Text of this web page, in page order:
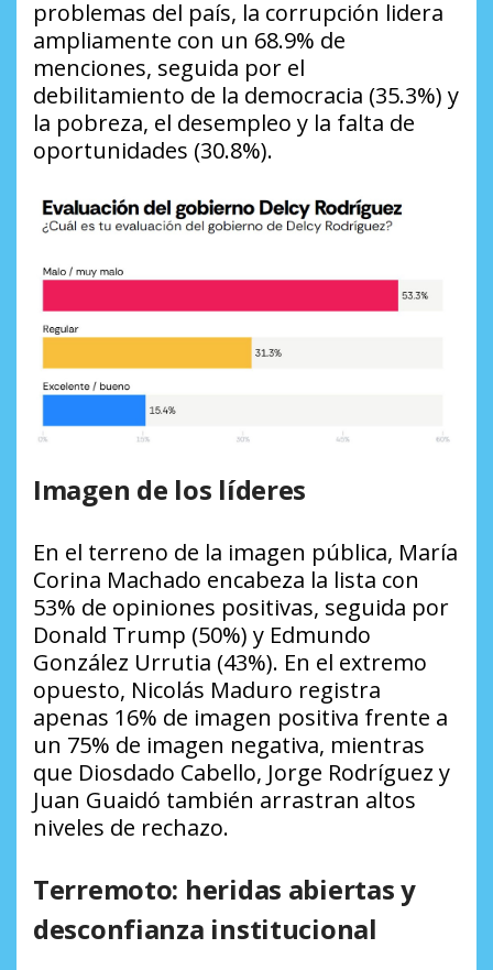
problemas del país, la corrupción lidera
ampliamente con un 68.9% de
menciones, seguida por el
debilitamiento de la democracia (35.3%) y
la pobreza, el desempleo y la falta de
oportunidades (30.8%).
Imagen de los líderes
En el terreno de la imagen pública, María
Corina Machado encabeza la lista con
53% de opiniones positivas, seguida por
Donald Trump (50%) y Edmundo
González Urrutia (43%). En el extremo
opuesto, Nicolás Maduro registra
apenas 16% de imagen positiva frente a
un 75% de imagen negativa, mientras
que Diosdado Cabello, Jorge Rodríguez y
Juan Guaidó también arrastran altos
niveles de rechazo.
Terremoto: heridas abiertas y
desconfianza institucional